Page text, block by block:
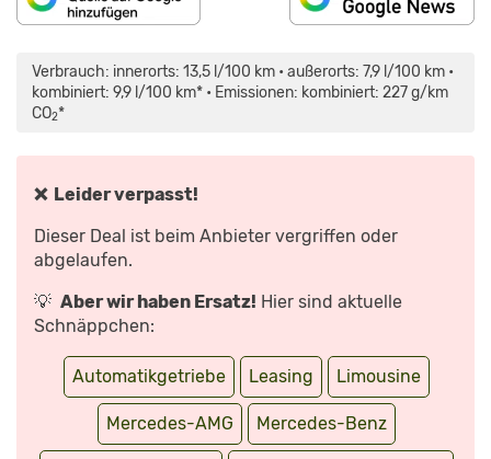
Verbrauch: innerorts: 13,5 l/100 km • außerorts: 7,9 l/100 km •
kombiniert: 9,9 l/100 km* • Emissionen: kombiniert: 227 g/km
CO2*
❌ Leider verpasst!
Dieser Deal ist beim Anbieter vergriffen oder
abgelaufen.
💡 Aber wir haben Ersatz! Hier sind aktuelle
Schnäppchen:
Automatikgetriebe Leasing Limousine
Mercedes-AMG Mercedes-Benz
AMG
LIMOUSINE
VOM
BIS
AUTOPHORIE“
VON
YOUTUBE